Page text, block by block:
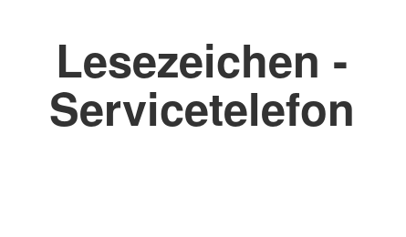
Lesezeichen -
Servicetelefon